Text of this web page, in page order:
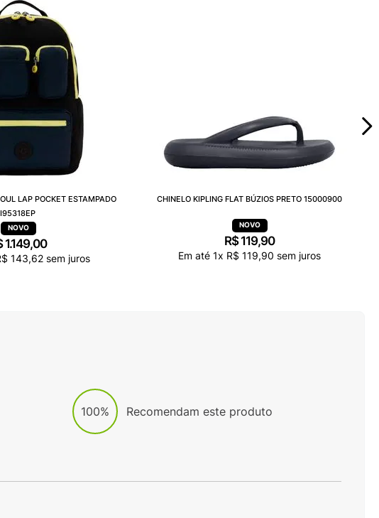
LAP POCKET ESTAMPADO
I95318EP
1.149,00
143,62 sem juros
CHINELO KIPLING FLAT BÚZIOS PRETO 15000900
R$ 119,90
Em até 1x R$ 119,90 sem juros
100% Recomendam este produto